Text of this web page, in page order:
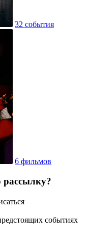
32 события
6 фильмов
рассылку?
событиях